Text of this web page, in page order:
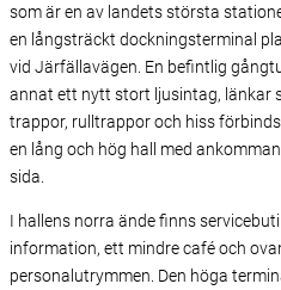
som är en av landets största
en långsträckt dockningsterminal
vid Järfällavägen. En befintlig
annat ett nytt stort ljusintag, länkar
trappor, rulltrappor och hiss
en lång och hög hall med
sida.
I hallens norra ände finns
information, ett mindre café och
personalutrymmen. Den höga